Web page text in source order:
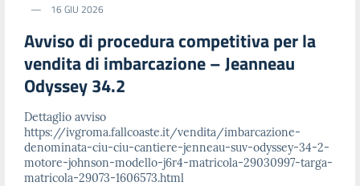
16 GIU 2026
Avviso di procedura competitiva per la
vendita di imbarcazione – Jeanneau
Odyssey 34.2
Dettaglio avviso
https://ivgroma.fallcoaste.it/vendita/imbarcazione-
denominata-ciu-ciu-cantiere-jenneau-suv-odyssey-34-2-
motore-johnson-modello-j6r4-matricola-29030997-targa-
matricola-29073-1606573.html